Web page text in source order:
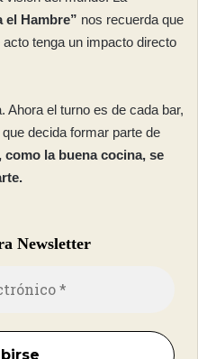
el Hambre” nos recuerda que
tenga un impacto directo
Ahora el turno es de cada bar,
decida formar parte de
la buena cocina, se
Newsletter